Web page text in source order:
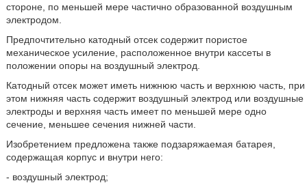
стороне, по меньшей мере частично образованной воздушным
электродом.
Предпочтительно катодный отсек содержит пористое
механическое усиление, расположенное внутри кассеты в
положении опоры на воздушный электрод.
Катодный отсек может иметь нижнюю часть и верхнюю часть, при
этом нижняя часть содержит воздушный электрод или воздушные
электроды и верхняя часть имеет по меньшей мере одно
сечение, меньшее сечения нижней части.
Изобретением предложена также подзаряжаемая батарея,
содержащая корпус и внутри него:
- воздушный электрод;